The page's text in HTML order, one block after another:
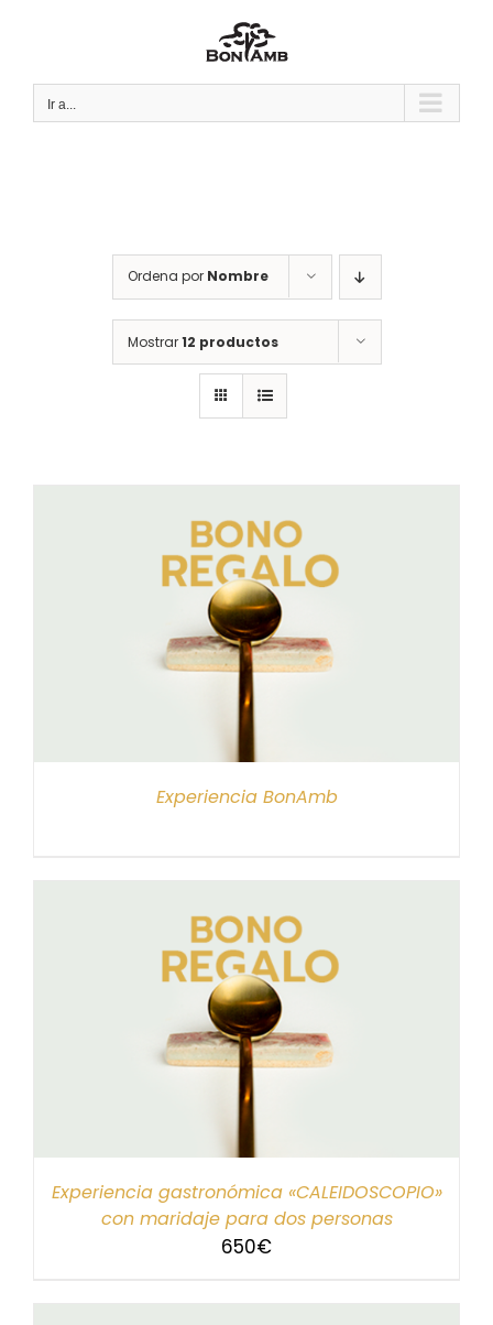
Ir a...
Ordena por Nombre
Mostrar12 productos
Experiencia BonAmb
Experiencia gastronómica «CALEIDOSCOPIO»
con maridaje para dos personas
650€